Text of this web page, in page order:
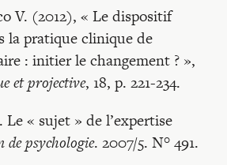
V. (2012), « Le dispositif
la pratique clinique de
: initier le changement ? »,
et projective, 18, p. 221-234.
Le « sujet » de l’expertise
de psychologie. 2007/5. N° 491.